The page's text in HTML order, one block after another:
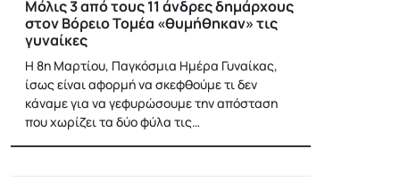
Μόλις 3 από τους 11 άνδρες δημάρχους
στον Βόρειο Τομέα «θυμήθηκαν» τις
γυναίκες
Η 8η Μαρτίου, Παγκόσμια Ημέρα Γυναίκας,
ίσως είναι αφορμή να σκεφθούμε τι δεν
κάναμε για να γεφυρώσουμε την απόσταση
που χωρίζει τα δύο φύλα τις…